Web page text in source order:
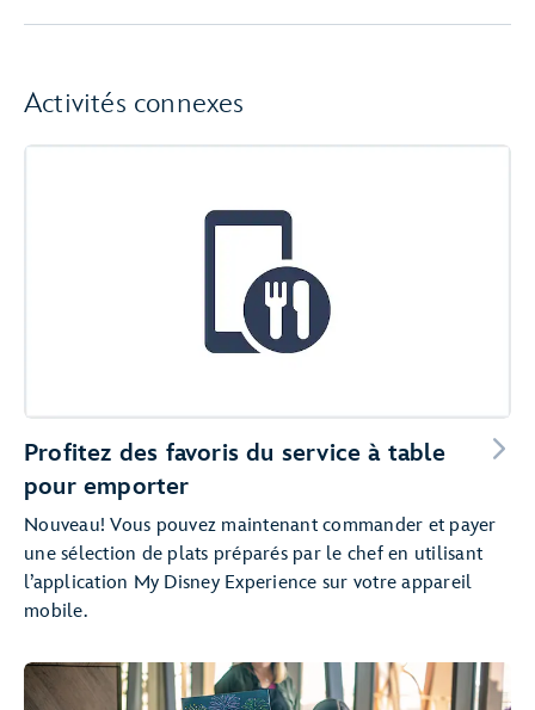
Activités connexes
Profitez des favoris du service à table
pour emporter
Nouveau! Vous pouvez maintenant commander et payer
une sélection de plats préparés par le chef en utilisant
l’application My Disney Experience sur votre appareil
mobile.